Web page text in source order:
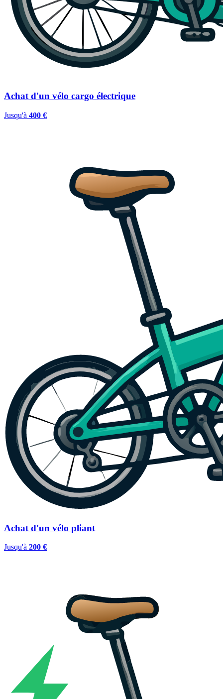
Achat d'un vélo cargo électrique
Jusqu'à 400 €
Achat d'un vélo pliant
Jusqu'à 200 €